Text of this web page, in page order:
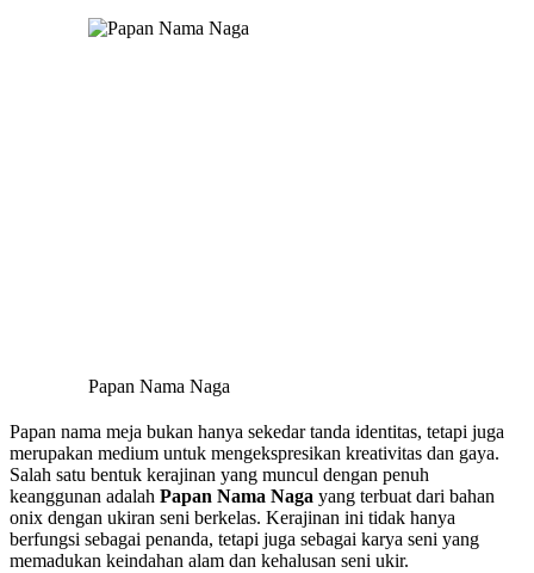
Papan Nama Naga
Papan nama meja bukan hanya sekedar tanda identitas, tetapi juga
merupakan medium untuk mengekspresikan kreativitas dan gaya.
Salah satu bentuk kerajinan yang muncul dengan penuh
keanggunan adalah Papan Nama Naga yang terbuat dari bahan
onix dengan ukiran seni berkelas. Kerajinan ini tidak hanya
berfungsi sebagai penanda, tetapi juga sebagai karya seni yang
memadukan keindahan alam dan kehalusan seni ukir.